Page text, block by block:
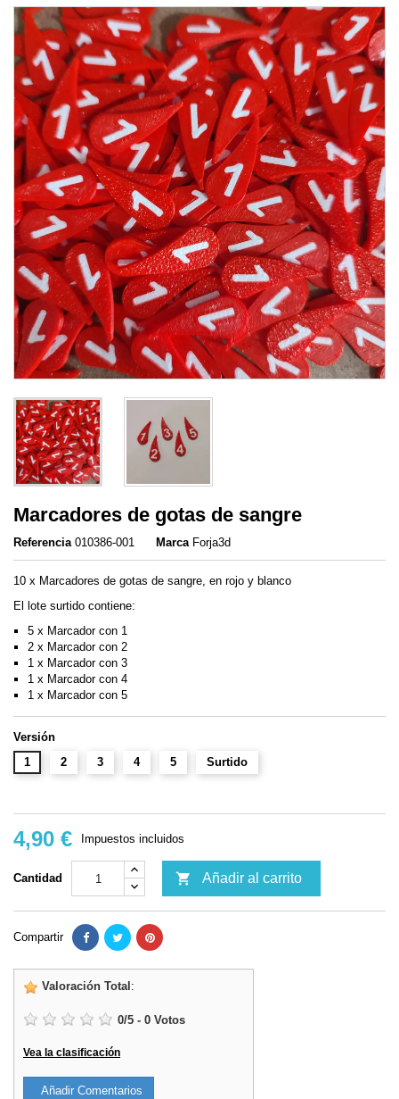
Marcadores de gotas de sangre
Referencia 010386-001 Marca Forja3d
10 x Marcadores de gotas de sangre, en rojo y blanco
El lote surtido contiene:
5 x Marcador con 1
2 x Marcador con 2
1 x Marcador con 3
1 x Marcador con 4
1 x Marcador con 5
Versión
1
2 3 4 5 Surtido
4,90 € Impuestos incluidos
Cantidad  Añadir al carrito
Compartir
Valoración Total :
0/5 - 0 Votos
Vea la clasificación
Añadir Comentarios